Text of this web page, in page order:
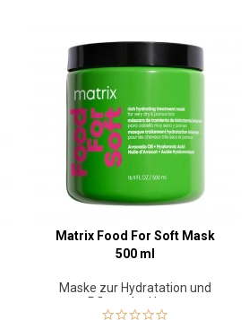
Matrix Food For Soft Mask
500 ml
Maske zur Hydratation und
Pflege der Haare